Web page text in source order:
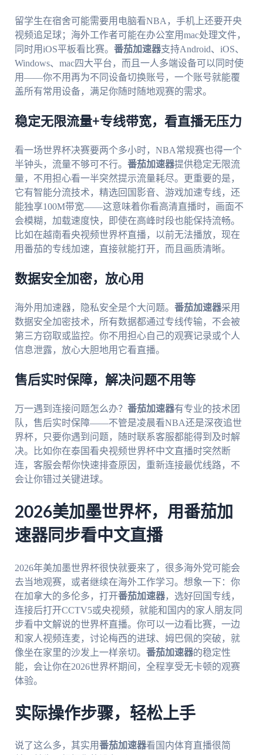
留学生在宿舍可能需要用电脑看NBA，手机上还要开央
视频追足球；海外工作者可能在办公室用mac处理文件，
同时用iOS平板看比赛。 番茄加速器支持Android、iOS、
Windows、mac四大平台，而且一人多端设备可以同时使
用——你不用再为不同设备切换账号，一个账号就能覆
盖所有常用设备，满足你随时随地观赛的需求。
稳定无限流量+专线带宽，看直播无压力
看一场世界杯决赛要两个多小时，NBA常规赛也得一个
半钟头，流量不够可不行。 番茄加速器提供稳定无限流
量，不用担心看一半突然提示流量耗尽。更重要的是，
它有智能分流技术，精选回国影音、游戏加速专线，还
能独享100M带宽——这意味着你看高清直播时，画面不
会模糊，加载速度快，即使在高峰时段也能保持流畅。
比如在越南看央视频世界杯直播，以前无法播放，现在
用番茄的专线加速，直接就能打开，而且画质清晰。
数据安全加密，放心用
海外用加速器，隐私安全是个大问题。 番茄加速器采用
数据安全加密技术，所有数据都通过专线传输，不会被
第三方窃取或监控。你不用担心自己的观赛记录或个人
信息泄露，放心大胆地用它看直播。
售后实时保障，解决问题不用等
万一遇到连接问题怎么办？ 番茄加速器有专业的技术团
队，售后实时保障——不管是凌晨看NBA还是深夜追世
界杯，只要你遇到问题，随时联系客服都能得到及时解
决。比如你在泰国看央视频世界杯中文直播时突然断
连，客服会帮你快速排查原因，重新连接最优线路，不
会让你错过关键进球。
2026美加墨世界杯，用番茄加
速器同步看中文直播
2026年美加墨世界杯很快就要来了，很多海外党可能会
去当地观赛，或者继续在海外工作学习。想象一下：你
在加拿大的多伦多，打开番茄加速器，选好回国专线，
连接后打开CCTV5或央视频，就能和国内的家人朋友同
步看中文解说的世界杯直播。你可以一边看比赛，一边
和家人视频连麦，讨论梅西的进球、姆巴佩的突破，就
像坐在家里的沙发上一样亲切。 番茄加速器的稳定性
能，会让你在2026世界杯期间，全程享受无卡顿的观赛
体验。
实际操作步骤，轻松上手
说了这么多，其实用番茄加速器看国内体育直播很简